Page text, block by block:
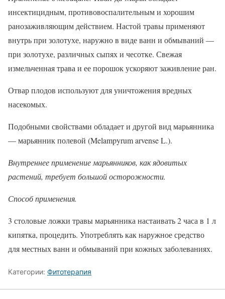
инсектицидным, противовоспалительным и хорошим
ранозаживляющим действием. Настой травы применяют
внутрь при золотухе, наружно в виде ванн и обмываний —
при золотухе, различных сыпях и чесотке. Свежая
измельченная трава и ее порошок ускоряют заживление ран.
Отвар плодов используют для уничтожения вредных
насекомых.
Подобными свойствами обладает и другой вид марьянника
— марьянник полевой (Melampyrum arvense L.).
Внутреннее применение марьянников, как ядовитых
растений, требует большой осторожности.
Способ применения.
3 столовые ложки травы марьянника настаивать 2 часа в 1 л
кипятка, процедить. Употреблять как наружное средство
для местных ванн и обмываний при кожных заболеваниях.
Категории: Фитотерапия